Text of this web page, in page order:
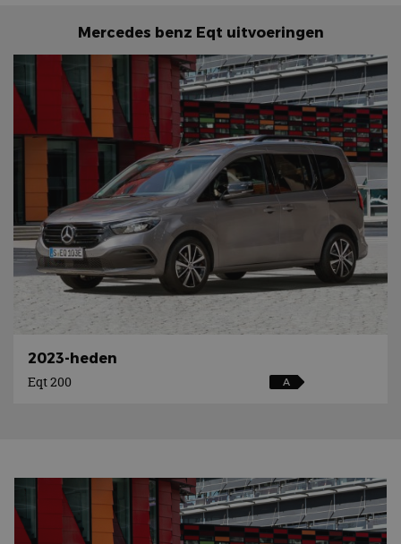
Mercedes benz Eqt uitvoeringen
2023-heden
Eqt 200
A